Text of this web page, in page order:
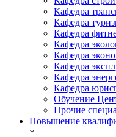
Кафедра
Кафедра
Кафедра
Кафедра
Кафедра
Кафедра
Кафедра
Кафедра
Обучение
Прочие
Повышение